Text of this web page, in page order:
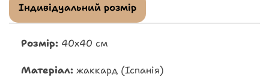
Індивідуальний розмір
Розмір: 40х40 см
Матеріал: жаккард (Іспанія)